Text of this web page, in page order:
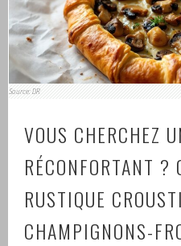
Source: DR
VOUS CHERCHEZ
RÉCONFORTANT ?
RUSTIQUE
CHAMPIGNONS-